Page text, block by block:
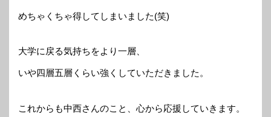
めちゃくちゃ得してしまいました(笑)
大学に戻る気持ちをより一層、
いや四層五層くらい強くしていただきました。
これからも中西さんのこと、心から応援していきます。